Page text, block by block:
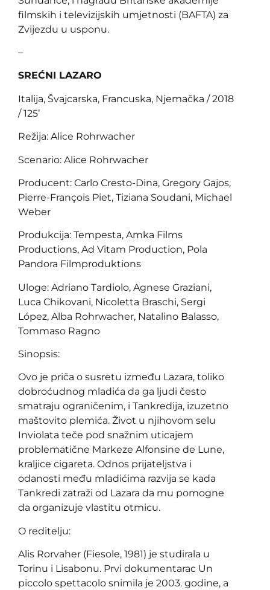
filmskih i televizijskih umjetnosti (BAFTA) za
Zvijezdu u usponu.
–
SREĆNI LAZARO
Italija, Švajcarska, Francuska, Njemačka / 2018
/ 125’
Režija: Alice Rohrwacher
Scenario: Alice Rohrwacher
Producent: Carlo Cresto-Dina, Gregory Gajos,
Pierre-François Piet, Tiziana Soudani, Michael
Weber
Produkcija: Tempesta, Amka Films
Productions, Ad Vitam Production, Pola
Pandora Filmproduktions
Uloge: Adriano Tardiolo, Agnese Graziani,
Luca Chikovani, Nicoletta Braschi, Sergi
López, Alba Rohrwacher, Natalino Balasso,
Tommaso Ragno
Sinopsis:
Ovo je priča o susretu između Lazara, toliko
dobroćudnog mladića da ga ljudi često
smatraju ograničenim, i Tankredija, izuzetno
maštovito plemića. Život u njihovom selu
Inviolata teče pod snažnim uticajem
problematične Markeze Alfonsine de Lune,
kraljice cigareta. Odnos prijateljstva i
odanosti među mladićima razvija se kada
Tankredi zatraži od Lazara da mu pomogne
da organizuje vlastitu otmicu.
O reditelju:
Alis Rorvaher (Fiesole, 1981) je studirala u
Torinu i Lisabonu. Prvi dokumentarac Un
piccolo spettacolo snimila je 2003. godine, a